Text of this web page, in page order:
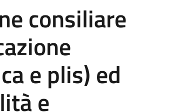
consiliare
e plis) ed
e